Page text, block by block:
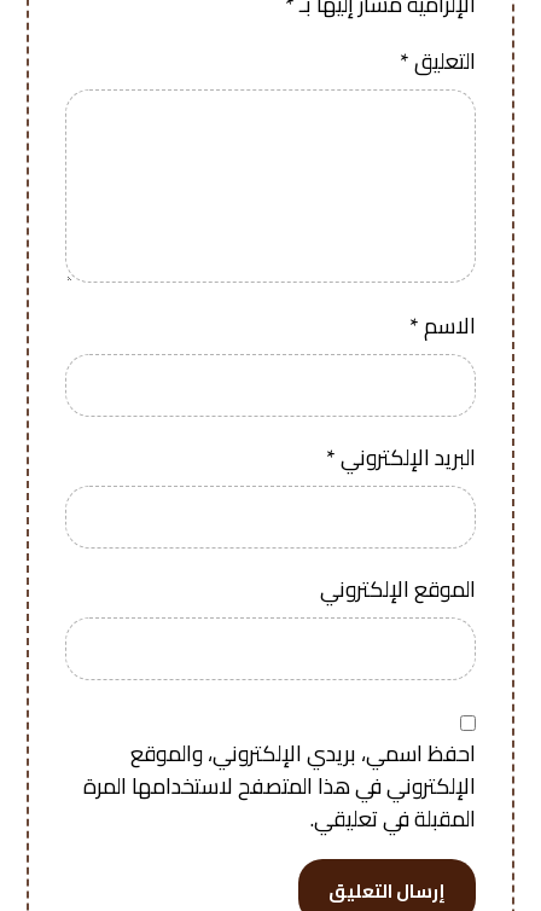
التعليق*
الاسم*
البريد الإلكتروني*
الموقع الإلكتروني
احفظ اسمي، بريدي الإلكتروني، والموقع
الإلكتروني في هذا المتصفح لاستخدامها المرة
المقبلة في تعليقي.
إرسال التعليق